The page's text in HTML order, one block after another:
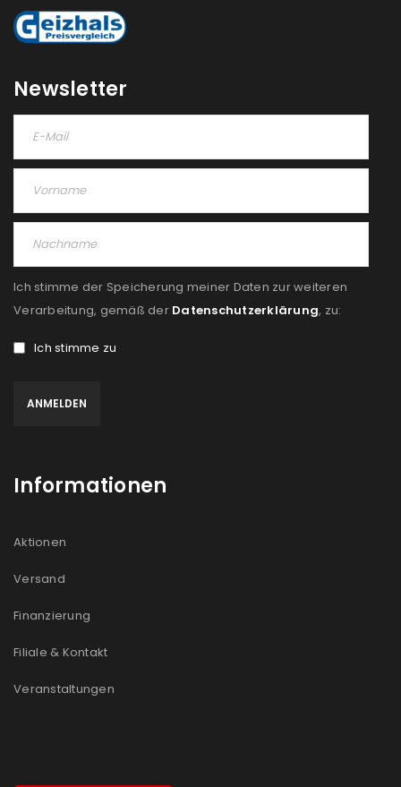
Passwort*
ANMELDEN
PASSWORT VERGESSEN?
REGISTRIEREN
E-Mail-Adresse*
deine E-Mail-Adresse gesendet.
Please select all the ways you would like to hear from
akzeptiere die
Newsletter
Ich stimme der Speicherung meiner Daten zur weiteren
Verarbeitung, gemäß der Datenschutzerklärung, zu:
Ich stimme zu
Informationen
Aktionen
Versand
Finanzierung
Filiale & Kontakt
Veranstaltungen